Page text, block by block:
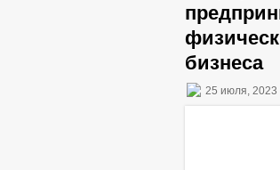
бизнеса
25 июля, 2023